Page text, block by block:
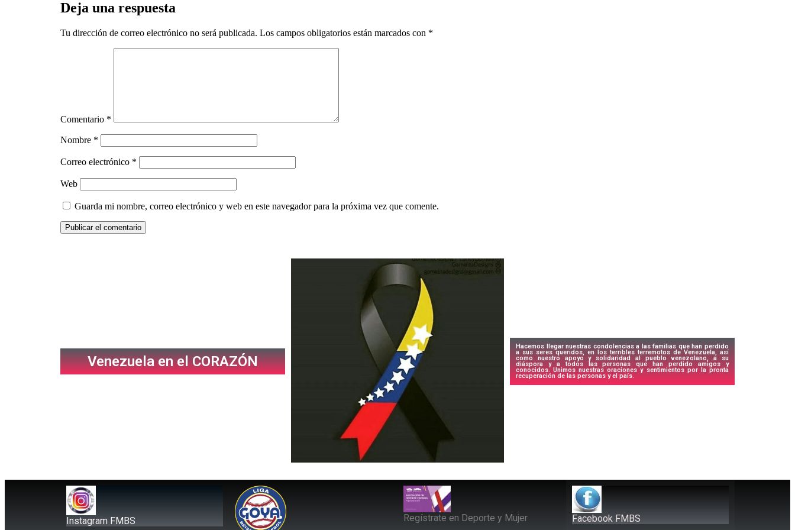
Deja una respuesta
Tu dirección de correo electrónico no será publicada. Los campos obligatorios están marcados con *
Comentario *
Nombre *
Correo electrónico *
Web
Guarda mi nombre, correo electrónico y web en este navegador para la próxima vez que comente.
Venezuela en el CORAZÓN
Hacemos llegar nuestras condolencias a las familias que han perdido
a sus seres queridos, en los terribles terremotos de Venezuela, así
como nuestro apoyo y solidaridad al pueblo venezolano, a su
diáspora y a todos las personas que han perdido amigos y
conocidos. Unimos nuestras oraciones y sentimientos por la pronta
recuperación de las personas y el país.
Instagram FMBS Regístrate en Deporte y Mujer Facebook FMBS